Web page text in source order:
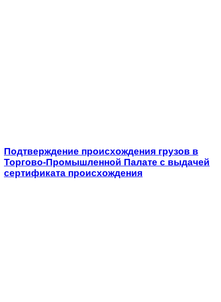
Подтверждение происхождения грузов в
Торгово-Промышленной Палате с выдачей
сертификата происхождения